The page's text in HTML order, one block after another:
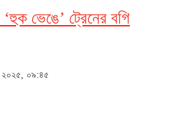
‘হুক ভেঙে’ ট্রেনের বগি
০৯:৪৫